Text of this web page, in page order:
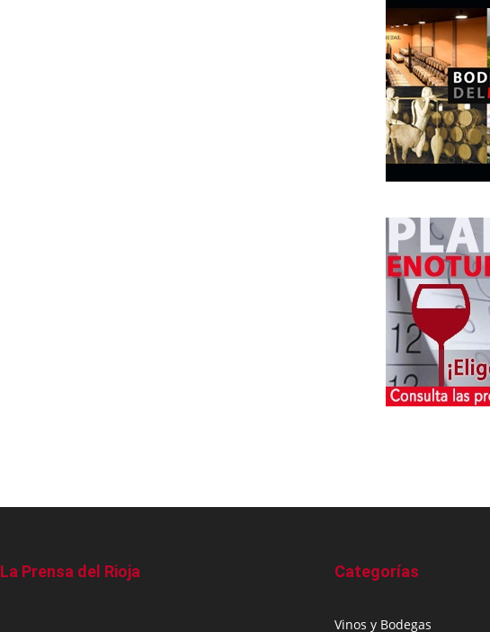
La Prensa del Rioja Categorías
Vinos y Bodegas